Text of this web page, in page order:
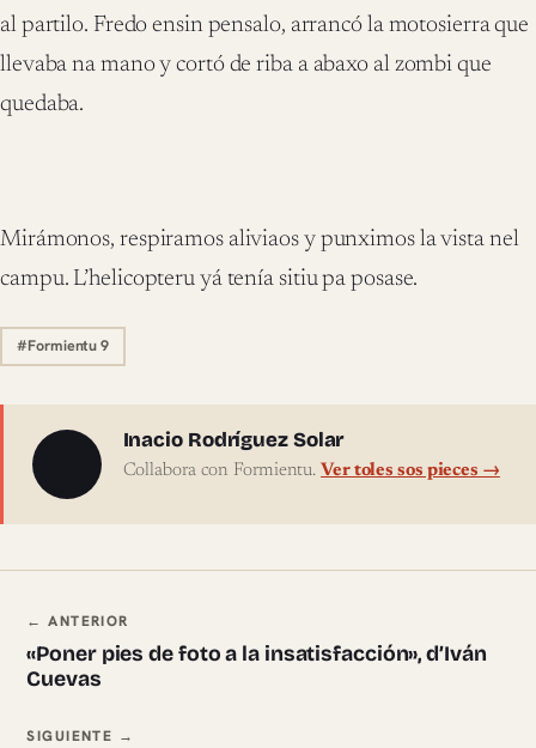
al partilo. Fredo ensin pensalo, arrancó la motosierra que
llevaba na mano y cortó de riba a abaxo al zombi que
quedaba.
Mirámonos, respiramos aliviaos y punximos la vista nel
campu. L’helicopteru yá tenía sitiu pa posase.
#Formientu 9
Sobre l'autor
Inacio Rodríguez Solar
Collabora con Formientu.Ver toles sos pieces →
Navegación ente pieces
← ANTERIOR
«Poner pies de foto a la insatisfacción», d’Iván
Cuevas
SIGUIENTE →